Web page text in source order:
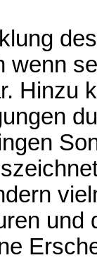
wenn
Hinzu
und